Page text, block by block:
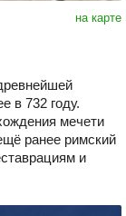
на карте
в 732 году.
мечети
ранее римский
и